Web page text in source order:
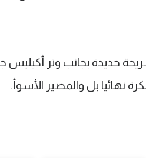
حديدة بجانب وتر أكيليس
نهائيا بل والمصير الأسوأ.